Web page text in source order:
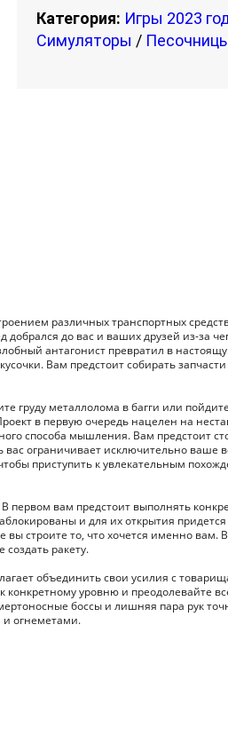
Категория: Игры 2023
Симуляторы /
различных транспортных
до вас и ваших друзей из-за
антагонист превратил в
Вам предстоит собирать
груду металлолома в багги или
в первую очередь нацелен на
способа мышления. Вам предстоит
ограничивает исключительно
приступить к увлекательным
вам предстоит выполнять
и для их открытия
строите то, что хочется именно вам.
ракету.
объединить свои усилия с
уровню и преодолевайте
боссы и лишняя пара рук
огнеметами.